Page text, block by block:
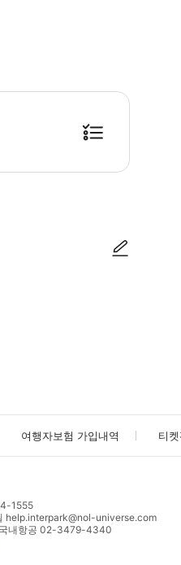
주세요. 채식주의자, 글루텐 프리
여행자보험 가입내역 티
1555
help.interpark@nol-universe.com
국내항공 02-3479-4340